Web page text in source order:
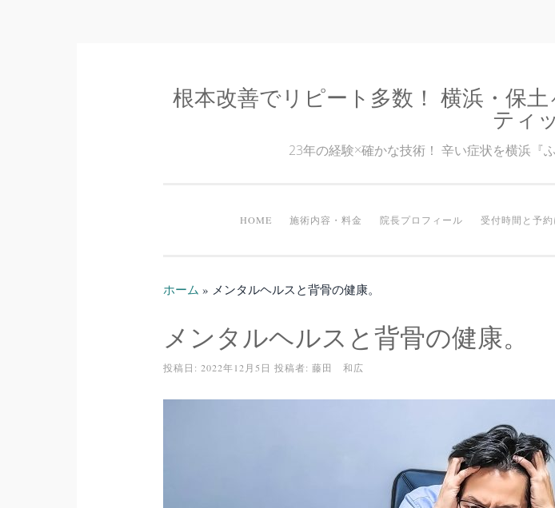
コ
プ
根本改善でリピート多数！ 横浜・保
ティ
23年の経験×確かな技術！ 辛い症状を横浜『
HOME 施術内容・料金 院長プロフィール 受付時間と予
ホーム » メンタルヘルスと背骨の健康。
メンタルヘルスと背骨の健康。
投稿日: 2022年12月5日 投稿者: 藤田 和広